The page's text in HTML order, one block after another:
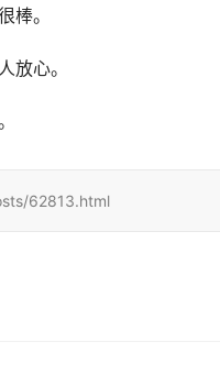
棒。
放心。
62813.html